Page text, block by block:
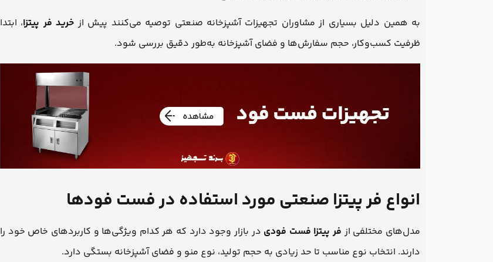
به همین دلیل بسیاری از مشاوران تجهیزات آشپزخانه صنعتی توصیه می‌کنند پیش از خرید فر پیتزا، ابتدا
ظرفیت کسب‌وکار، حجم سفارش‌ها و فضای آشپزخانه به‌طور دقیق بررسی شود.
انواع فر پیتزا صنعتی مورد استفاده در فست فودها
مدل‌های مختلفی از فر پیتزا فست فودی در بازار وجود دارد که هر کدام ویژگی‌ها و کاربردهای خاص خود را
دارند. انتخاب نوع مناسب تا حد زیادی به حجم تولید، نوع منو و فضای آشپزخانه بستگی دارد.